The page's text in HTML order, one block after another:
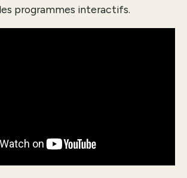
programmes interactifs.